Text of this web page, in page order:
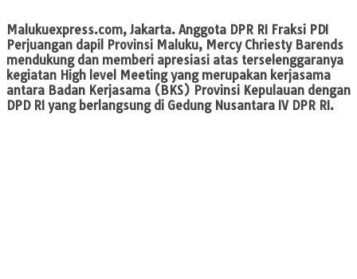
Malukuexpress.com, Jakarta. Anggota DPR RI Fraksi PDI
Perjuangan dapil Provinsi Maluku, Mercy Chriesty Barends
mendukung dan memberi apresiasi atas terselenggaranya
kegiatan High level Meeting yang merupakan kerjasama
antara Badan Kerjasama (BKS) Provinsi Kepulauan dengan
DPD RI yang berlangsung di Gedung Nusantara IV DPR RI.